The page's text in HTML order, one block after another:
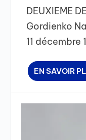
DEUXIEME
Gordienko
11 décembre
EN SAVOIR